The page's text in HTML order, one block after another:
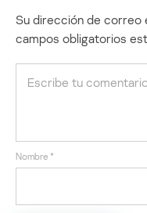
Su dirección de correo
campos obligatorios
Nombre *